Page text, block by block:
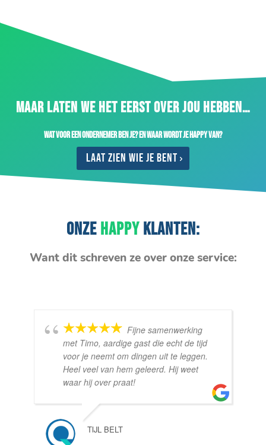
MAAR LATEN WE HET EERST OVER JOU HEBBEN…
Wat voor een ondernemer ben je? En waar wordt je happy van?
Laat zien wie je bent
ONZEHAPPYKLANTEN:
Want dit schreven ze over onze service:
Fijne samenwerking
met Timo, aardige gast die echt de tijd
voor je neemt om dingen uit te leggen.
Heel veel van hem geleerd. Hij weet
waar hij over praat!
TIJL BELT